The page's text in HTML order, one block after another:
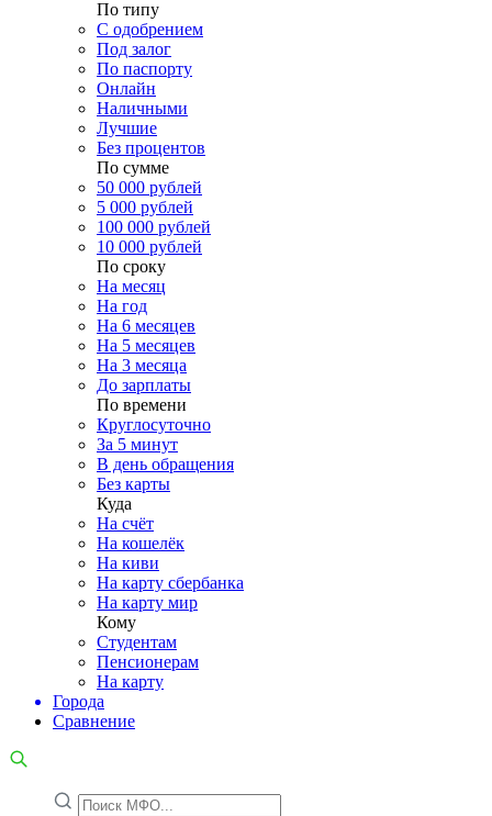
По типу
С одобрением
Под залог
По паспорту
Онлайн
Наличными
Лучшие
Без процентов
По сумме
50 000 рублей
5 000 рублей
100 000 рублей
10 000 рублей
По сроку
На месяц
На год
На 6 месяцев
На 5 месяцев
На 3 месяца
До зарплаты
По времени
Круглосуточно
За 5 минут
В день обращения
Без карты
Куда
На счёт
На кошелёк
На киви
На карту сбербанка
На карту мир
Кому
Студентам
Пенсионерам
На карту
Города
Сравнение